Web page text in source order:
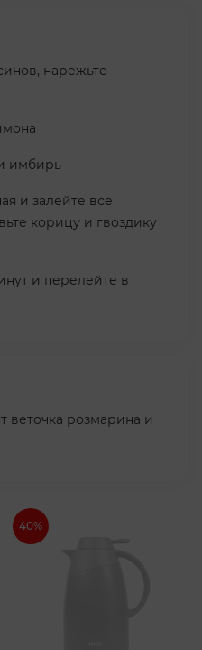
нарежьте
имбирь
и залейте все
корицу и гвоздику
и перелейте в
веточка розмарина и
40%